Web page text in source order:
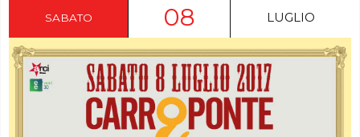
SABATO 08 LUGLIO